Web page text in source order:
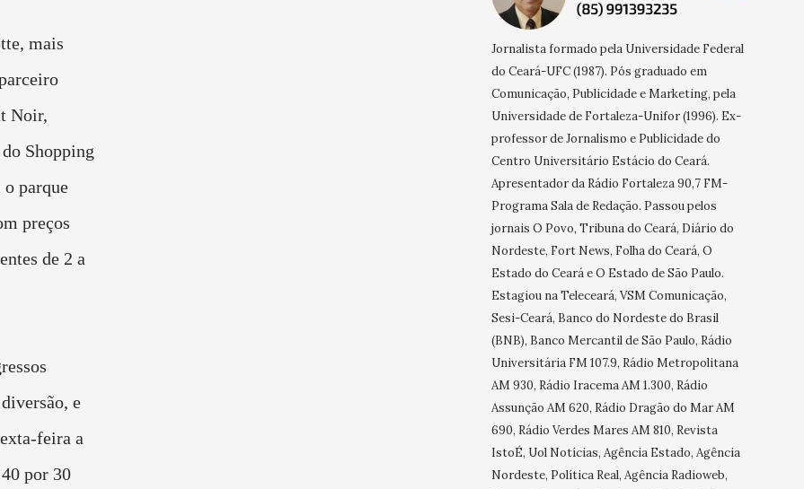
mais
Noir,
Shopping
o parque
preços
de 2 a
e
feira a
por 30
Jornalista formado pela Universidade Federal
do Ceará-UFC (1987). Pós graduado em
Comunicação, Publicidade e Marketing, pela
Universidade de Fortaleza-Unifor (1996). Ex-
professor de Jornalismo e Publicidade do
Centro Universitário Estácio do Ceará.
Apresentador da Rádio Fortaleza 90,7 FM-
Programa Sala de Redação. Passou pelos
jornais O Povo, Tribuna do Ceará, Diário do
Nordeste, Fort News, Folha do Ceará, O
Estado do Ceará e O Estado de São Paulo.
Estagiou na Teleceará, VSM Comunicação,
Sesi-Ceará, Banco do Nordeste do Brasil
(BNB), Banco Mercantil de São Paulo, Rádio
Universitária FM 107.9, Rádio Metropolitana
AM 930, Rádio Iracema AM 1.300, Rádio
Assunção AM 620, Rádio Dragão do Mar AM
690, Rádio Verdes Mares AM 810, Revista
IstoÉ, Uol Notícias, Agência Estado, Agência
Nordeste, Política Real, Agência Radioweb,